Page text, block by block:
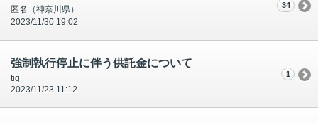
匿名（神奈川県）
2023/11/30 19:02
34
強制執行停止に伴う供託金について
tig
2023/11/23 11:12
1